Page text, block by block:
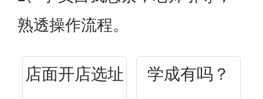
熟透操作流程。
店面开店选址
学成有吗？